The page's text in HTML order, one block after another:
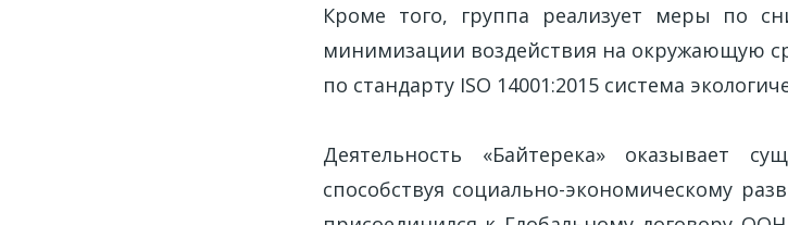
Кроме того, группа реализует меры по
минимизации воздействия на окружающую
по стандарту ISO 14001:2015 система
Деятельность «Байтерека» оказывает
способствуя социально-экономическому